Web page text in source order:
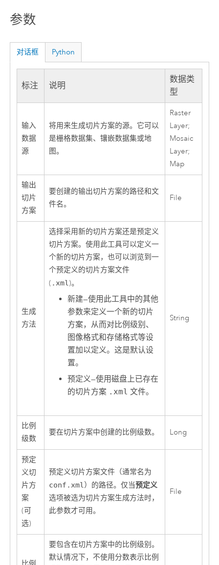
参数
对话框 Python
标注 说明
数据类
型
输入
数据
源
将用来生成切片方案的源。它可以
是栅格数据集、镶嵌数据集或地
图。
Raster
Layer;
Mosaic
Layer;
Map
输出
切片
方案
要创建的输出切片方案的路径和文
件名。
File
生成
方法
选择采用新的切片方案还是预定义
切片方案。使用此工具可以定义一
个新的切片方案，也可以浏览到一
个预定义的切片方案文件
( .xml)。
新建—使用此工具中的其他
参数来定义一个新的切片
方案，从而对比例级别、
图像格式和存储格式等设
置加以定义。这是默认设
置。
预定义—使用磁盘上已存在
的切片方案 .xml 文件。
String
比例
级数
要在切片方案中创建的比例级数。 Long
预定
义切
片方
案
(可
选)
预定义切片方案文件（通常名为
conf.xml）的路径。仅当预定义
选项被选为切片方案生成方法时，
此参数才可用。
File
要包含在切片方案中的比例级别。
默认情况下，不使用分数表示比例